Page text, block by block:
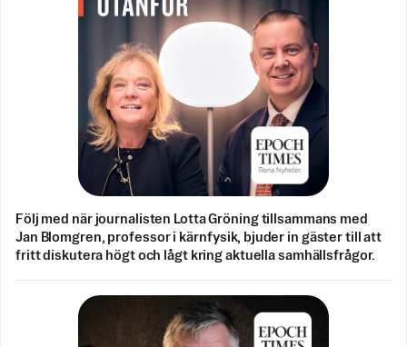
Följ med när journalisten Lotta Gröning tillsammans med
Jan Blomgren, professor i kärnfysik, bjuder in gäster till att
fritt diskutera högt och lågt kring aktuella samhällsfrågor.